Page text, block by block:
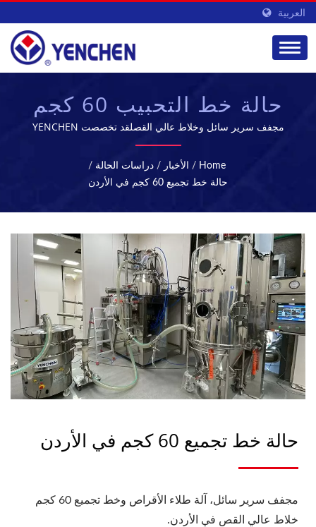
العربية
حالة خط التحبيب 60 كجم
في الأردن | معدات
التصنيع والمعالجة
الصيدلانية | YENCHEN
مجفف سرير سائل وخلاط عالي القصلقد تخصصت YENCHEN
عامًا.
Home
/ الأخبار / دراسات الحالة /
حالة خط تجميع 60 كجم في الأردن
حالة خط تجميع 60 كجم في الأردن
مجفف سرير سائل، آلة طلاء الأقراص وخط تجميع 60 كجم
خلاط عالي القص في الأردن.